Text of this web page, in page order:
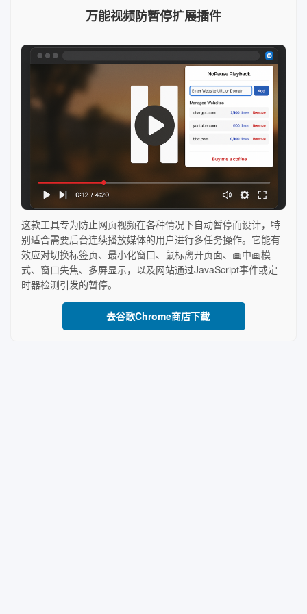
万能视频防暂停扩展插件
这款工具专为防止网页视频在各种情况下自动暂停而设计，特
别适合需要后台连续播放媒体的用户进行多任务操作。它能有
效应对切换标签页、最小化窗口、鼠标离开页面、画中画模
式、窗口失焦、多屏显示，以及网站通过JavaScript事件或定
时器检测引发的暂停。
去谷歌Chrome商店下载